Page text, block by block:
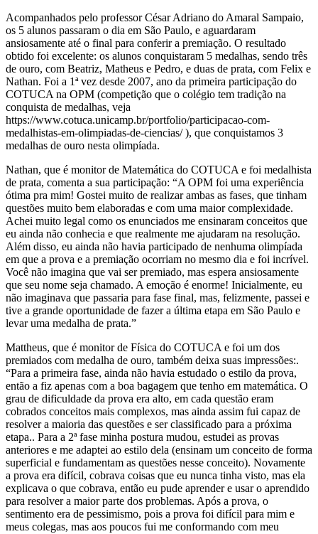
Acompanhados pelo professor César Adriano do Amaral Sampaio,
os 5 alunos passaram o dia em São Paulo, e aguardaram
ansiosamente até o final para conferir a premiação. O resultado
obtido foi excelente: os alunos conquistaram 5 medalhas, sendo três
de ouro, com Beatriz, Matheus e Pedro, e duas de prata, com Felix e
Nathan. Foi a 1ª vez desde 2007, ano da primeira participação do
COTUCA na OPM (competição que o colégio tem tradição na
conquista de medalhas, veja
https://www.cotuca.unicamp.br/portfolio/participacao-com-
medalhistas-em-olimpiadas-de-ciencias/ ), que conquistamos 3
medalhas de ouro nesta olimpíada.
Nathan, que é monitor de Matemática do COTUCA e foi medalhista
de prata, comenta a sua participação: “A OPM foi uma experiência
ótima pra mim! Gostei muito de realizar ambas as fases, que tinham
questões muito bem elaboradas e com uma maior complexidade.
Achei muito legal como os enunciados me ensinaram conceitos que
eu ainda não conhecia e que realmente me ajudaram na resolução.
Além disso, eu ainda não havia participado de nenhuma olimpíada
em que a prova e a premiação ocorriam no mesmo dia e foi incrível.
Você não imagina que vai ser premiado, mas espera ansiosamente
que seu nome seja chamado. A emoção é enorme! Inicialmente, eu
não imaginava que passaria para fase final, mas, felizmente, passei e
tive a grande oportunidade de fazer a última etapa em São Paulo e
levar uma medalha de prata.”
Mattheus, que é monitor de Física do COTUCA e foi um dos
premiados com medalha de ouro, também deixa suas impressões:.
“Para a primeira fase, ainda não havia estudado o estilo da prova,
então a fiz apenas com a boa bagagem que tenho em matemática. O
grau de dificuldade da prova era alto, em cada questão eram
cobrados conceitos mais complexos, mas ainda assim fui capaz de
resolver a maioria das questões e ser classificado para a próxima
etapa.. Para a 2ª fase minha postura mudou, estudei as provas
anteriores e me adaptei ao estilo dela (ensinam um conceito de forma
superficial e fundamentam as questões nesse conceito). Novamente
a prova era difícil, cobrava coisas que eu nunca tinha visto, mas ela
explicava o que cobrava, então eu pude aprender e usar o aprendido
para resolver a maior parte dos problemas. Após a prova, o
sentimento era de pessimismo, pois a prova foi difícil para mim e
meus colegas, mas aos poucos fui me conformando com meu